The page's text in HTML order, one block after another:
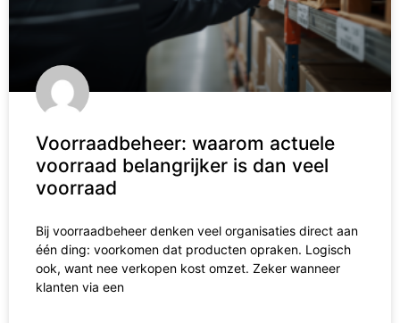
Voorraadbeheer: waarom actuele
voorraad belangrijker is dan veel
voorraad
Bij voorraadbeheer denken veel organisaties direct aan
één ding: voorkomen dat producten opraken. Logisch
ook, want nee verkopen kost omzet. Zeker wanneer
klanten via een